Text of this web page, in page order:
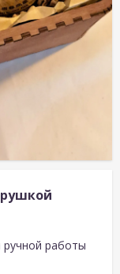
ручной работы